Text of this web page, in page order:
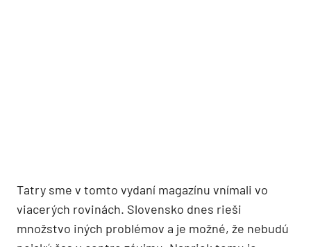
Tatry sme v tomto vydaní magazínu vnímali vo
viacerých rovinách. Slovensko dnes rieši
množstvo iných problémov a je možné, že nebudú